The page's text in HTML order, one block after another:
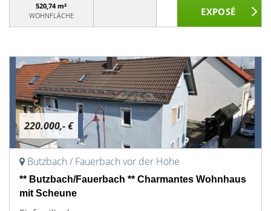
520,74 m²
WOHNFLÄCHE
220.000,- €
Butzbach / Fauerbach vor der Höhe
** Butzbach/Fauerbach ** Charmantes Wohnhaus
mit Scheune